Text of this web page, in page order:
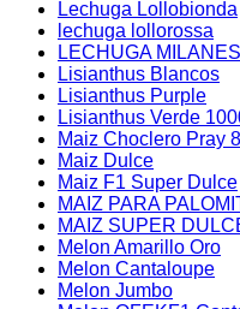
Lechuga Lollobionda
lechuga lollorossa
LECHUGA
Lisianthus Blancos
Lisianthus Purple
Lisianthus Verde
Maiz Choclero Pray
Maiz Dulce
Maiz F1 Super Dulce
MAIZ PARA
MAIZ SUPER
Melon Amarillo Oro
Melon Cantaloupe
Melon Jumbo